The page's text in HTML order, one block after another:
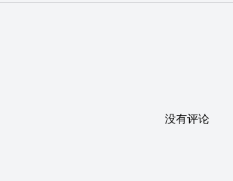
没有评论